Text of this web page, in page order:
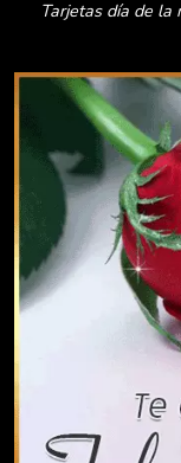
Tarjetas día de la